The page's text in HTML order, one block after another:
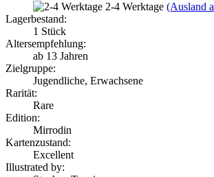
2-4 Werktage (Ausland
Lagerbestand:
1 Stück
Altersempfehlung:
ab 13 Jahren
Zielgruppe:
Jugendliche, Erwachsene
Rarität:
Rare
Edition:
Mirrodin
Kartenzustand:
Excellent
Illustrated by: